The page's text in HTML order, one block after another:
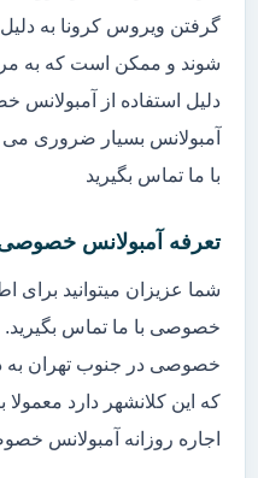
گرفتن ویروس کرونا به
شوند و ممکن است که به
دلیل استفاده از
آمبولانس بسیار ضروری می
با ما تماس بگیرید
تعرفه آمبولانس
شما عزیزان میتوانید برای
خصوصی با ما تماس بگیرید.
خصوصی در جنوب تهران به
که این کلانشهر دارد معمولا
اجاره روزانه آمبولانس